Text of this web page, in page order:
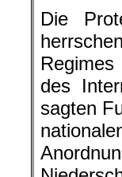
Die
des
sagten